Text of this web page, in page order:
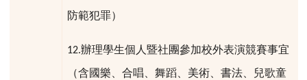
防範犯罪）
12.辦理學生個人暨社團參加校外表演競賽事宜
（含國樂、合唱、舞蹈、美術、書法、兒歌童